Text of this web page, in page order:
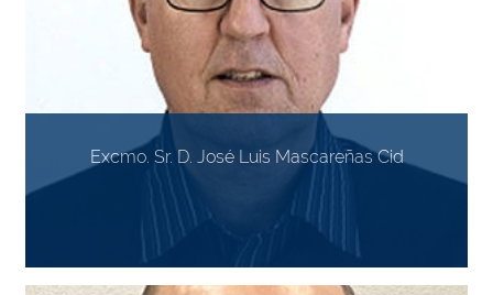
Excmo. Sr. D. José Luis Mascareñas Cid